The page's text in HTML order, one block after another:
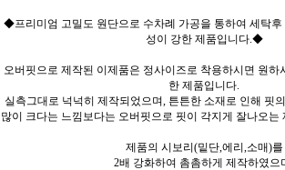
◆프리미엄 고밀도 원단으로 수차례 가공을 통하여 세탁후
성이 강한 제품입니다.◆
오버핏으로 제작된 이제품은 정사이즈로 착용하시면 원하
한 제품입니다.
실측그대로 넉넉히 제작되었으며, 튼튼한 소재로 인해 핏
많이 크다는 느낌보다는 오버핏으로 핏이 각지게 잘나오는
제품의 시보리(밑단,에리,소매)를
2배 강화하여 촘촘하게 제작하였으